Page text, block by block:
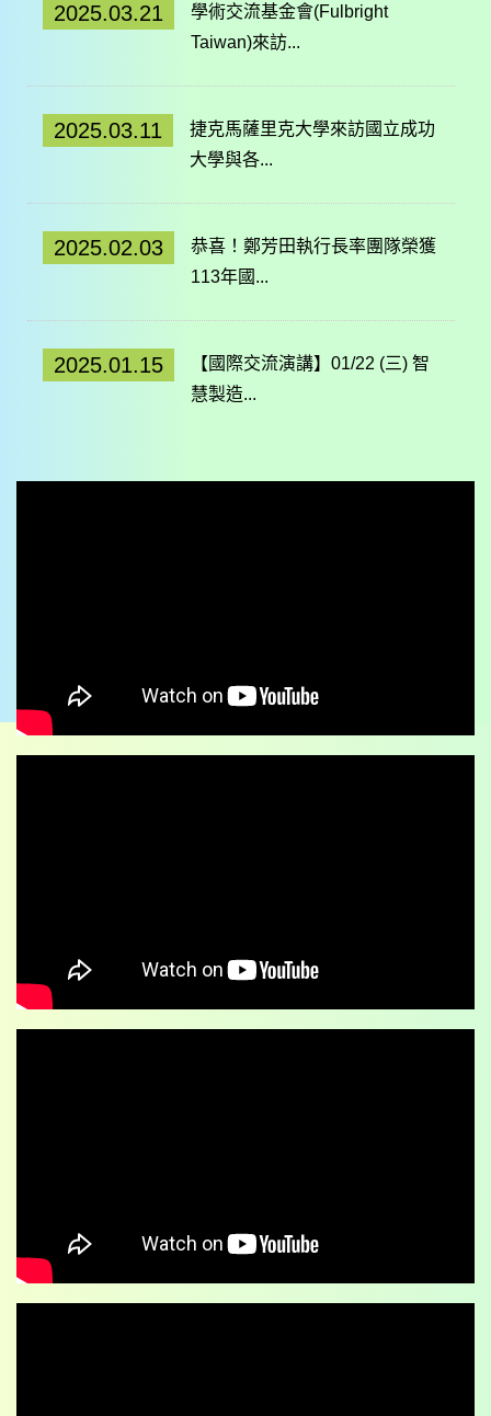
2025.03.21
學術交流基金會(Fulbright
Taiwan)來訪...
2025.03.11
捷克馬薩里克大學來訪國立成功
大學與各...
2025.02.03
恭喜！鄭芳田執行長率團隊榮獲
113年國...
2025.01.15
【國際交流演講】01/22 (三) 智
慧製造...